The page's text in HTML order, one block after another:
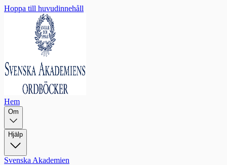
Hoppa till huvudinnehåll
Hem
Om
Hjälp
Svenska Akademien